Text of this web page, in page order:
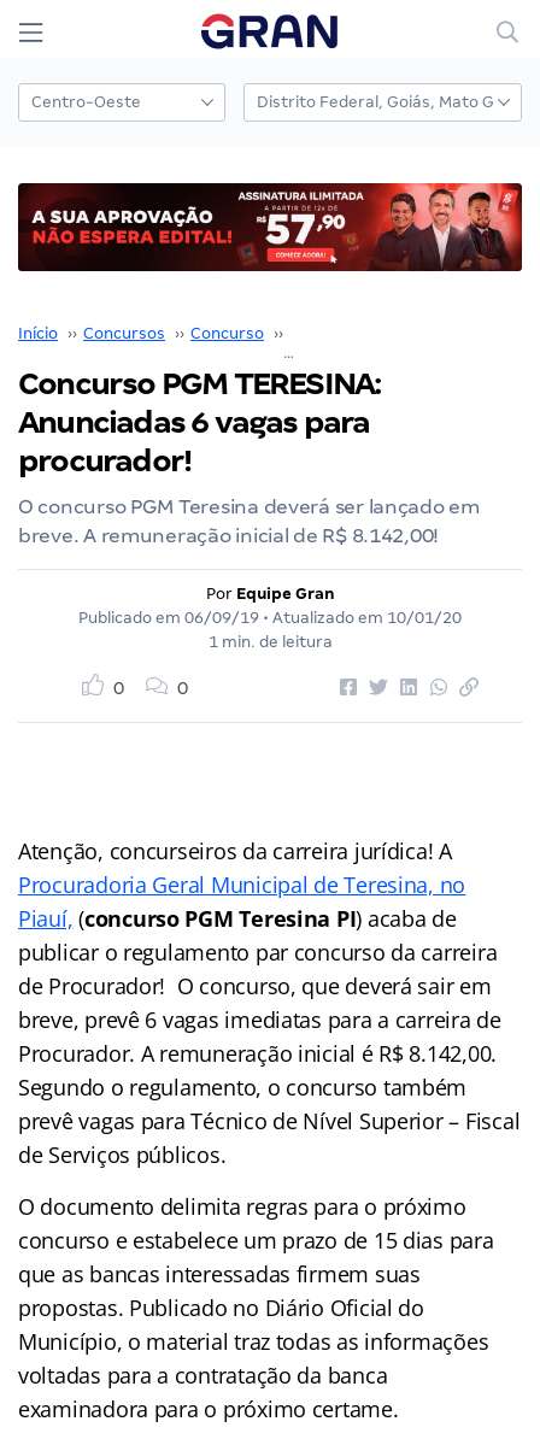
Início ›› Concursos ›› Concurso ››
Concurso PGM TERESINA:
Anunciadas 6 vagas para
procurador!
O concurso PGM Teresina deverá ser lançado em
breve. A remuneração inicial de R$ 8.142,00!
Por Equipe Gran
Publicado em 06/09/19 • Atualizado em 10/01/20
1 min. de leitura
0 0
Atenção, concurseiros da carreira jurídica! A
Procuradoria Geral Municipal de Teresina, no
Piauí, (concurso PGM Teresina PI) acaba de
publicar o regulamento par concurso da carreira
de Procurador! O concurso, que deverá sair em
breve, prevê 6 vagas imediatas para a carreira de
Procurador. A remuneração inicial é R$ 8.142,00.
Segundo o regulamento, o concurso também
prevê vagas para Técnico de Nível Superior – Fiscal
de Serviços públicos.
O documento delimita regras para o próximo
concurso e estabelece um prazo de 15 dias para
que as bancas interessadas firmem suas
propostas. Publicado no Diário Oficial do
Município, o material traz todas as informações
voltadas para a contratação da banca
examinadora para o próximo certame.